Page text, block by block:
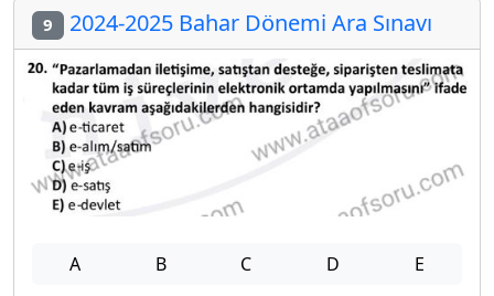
9 2024-2025 Bahar Dönemi Ara Sınavı
A B C D E